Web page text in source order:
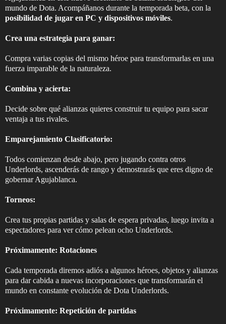
mundo de Dota. Acompáñanos durante la temporada beta, con la
posibilidad de jugar en PC y dispositivos móviles.
Crea una estrategia para ganar:
Compra varias copias del mismo héroe para transformarlas en una
fuerza imparable de la naturaleza.
Combina y acierta:
Decide sobre qué alianzas quieres construir tu equipo para sacar
ventaja a tus rivales.
Emparejamiento Clasificatorio:
Todos comienzan desde abajo, pero jugando contra otros
Underlords, ascenderás de rango y demostrarás que eres digno de
gobernar Agujablanca.
Torneos:
Crea tus propias partidas y salas de espera privadas, luego invita a
espectadores para ver cómo pelean ocho Underlords.
Próximamente: Rotaciones
Cada temporada diremos adiós a algunos héroes, objetos y alianzas
para dar cabida a nuevas incorporaciones que transformarán el
mundo en constante evolución de Dota Underlords.
Próximamente: Repetición de partidas